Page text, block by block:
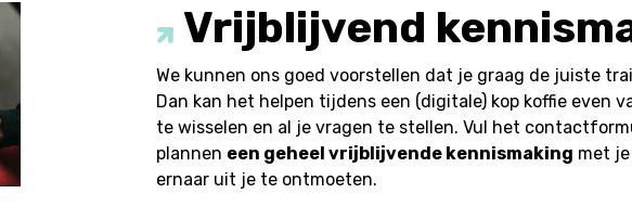
Vrijblijvend
We kunnen ons goed voorstellen dat je graag de juiste
Dan kan het helpen tijdens een (digitale) kop koffie even
te wisselen en al je vragen te stellen. Vul het
plannen een geheel vrijblijvende kennismaking met je
ernaar uit je te ontmoeten.